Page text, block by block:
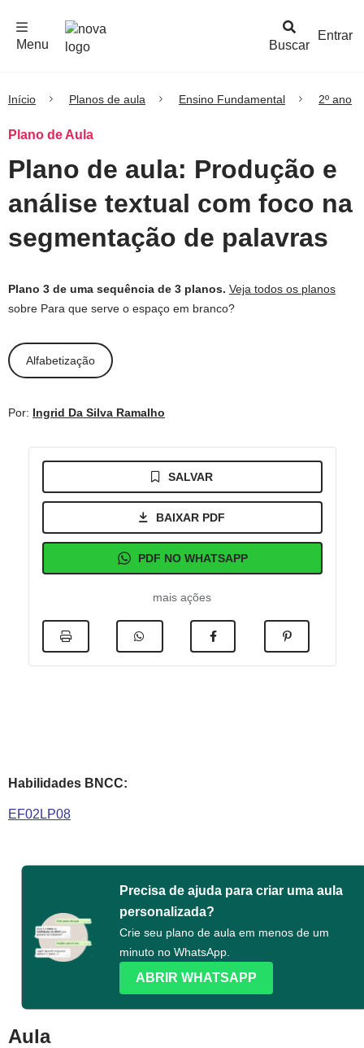
Buscar
Menu
Entrar
Início Planos de aula Ensino Fundamental 2º ano
Plano de Aula
Plano de aula: Produção e
análise textual com foco na
segmentação de palavras
Plano 3 de uma sequência de 3 planos. Veja todos os planos
sobre Para que serve o espaço em branco?
Alfabetização
Por: Ingrid Da Silva Ramalho
SALVAR
BAIXAR PDF
PDF NO WHATSAPP
mais ações
Habilidades BNCC:
EF02LP08
Precisa de ajuda para criar uma aula
personalizada?
Crie seu plano de aula em menos de um
minuto no WhatsApp.
ABRIR WHATSAPP
Aula